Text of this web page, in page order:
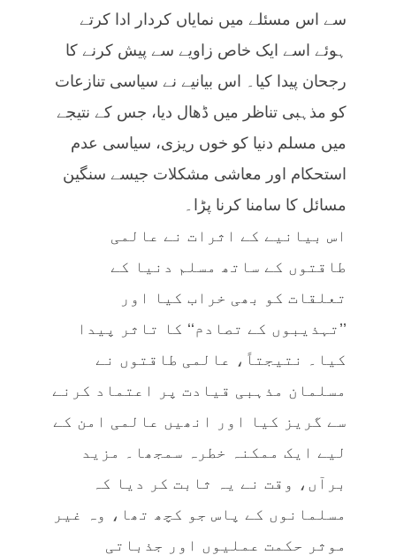
سے اس مسئلے میں نمایاں کردار ادا کرتے
ہوئے اسے ایک خاص زاویے سے پیش کرنے کا
رجحان پیدا کیا۔ اس بیانیے نے سیاسی تنازعات
کو مذہبی تناظر میں ڈھال دیا، جس کے نتیجے
میں مسلم دنیا کو خوں ریزی، سیاسی عدم
استحکام اور معاشی مشکلات جیسے سنگین
مسائل کا سامنا کرنا پڑا۔
اس بیانیے کے اثرات نے عالمی
طاقتوں کے ساتھ مسلم دنیا کے
تعلقات کو بھی خراب کیا اور
’’تہذیبوں کے تصادم‘‘ کا تاثر پیدا
کیا۔ نتیجتاً، عالمی طاقتوں نے
مسلمان مذہبی قیادت پر اعتماد کرنے
سے گریز کیا اور انھیں عالمی امن کے
لیے ایک ممکنہ خطرہ سمجھا۔ مزید
برآں، وقت نے یہ ثابت کر دیا کہ
مسلمانوں کے پاس جو کچھ تھا، وہ غیر
موثر حکمت عملیوں اور جذباتی